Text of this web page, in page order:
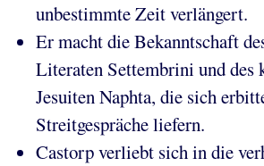
unbestimmte Zeit verlängert.
Er macht die Bekanntschaft
Literaten Settembrini und des
Jesuiten Naphta, die sich
Streitgespräche liefern.
Castorp verliebt sich in die